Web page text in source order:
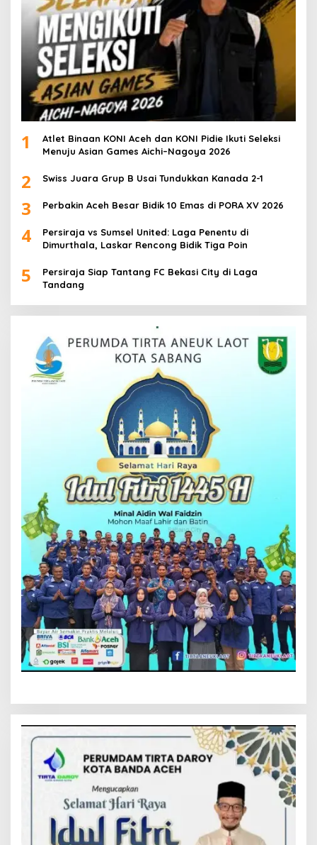
1
Atlet Binaan KONI Aceh dan KONI Pidie Ikuti Seleksi
Menuju Asian Games Aichi–Nagoya 2026
2 Swiss Juara Grup B Usai Tundukkan Kanada 2-1
3 Perbakin Aceh Besar Bidik 10 Emas di PORA XV 2026
4
Persiraja vs Sumsel United: Laga Penentu di
Dimurthala, Laskar Rencong Bidik Tiga Poin
5
Persiraja Siap Tantang FC Bekasi City di Laga
Tandang